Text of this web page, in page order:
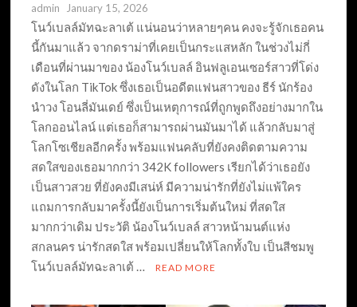
admin January 15, 2026
โนว์เบลล์มัทฉะลาเต้ แน่นอนว่าหลายๆคน คงจะรู้จักเธอคน
นี้กันมาแล้ว จากดราม่าที่เคยเป็นกระแสหลัก ในช่วงไม่กี่
เดือนที่ผ่านมาของ น้องโนว์เบลล์ อินฟลูเอนเซอร์สาวที่โด่ง
ดังในโลก TikTok ซึ่งเธอเป็นอดีตแฟนสาวของ ธีร์ นักร้อง
นำวง โอนลี่มันเดย์ ซึ่งเป็นเหตุการณ์ที่ถูกพูดถึงอย่างมากใน
โลกออนไลน์ แต่เธอก็สามารถผ่านมันมาได้ แล้วกลับมาสู่
โลกโซเชียลอีกครั้ง พร้อมแฟนคลับที่ยังคงติดตามความ
สดใสของเธอมากกว่า 342K followers เรียกได้ว่าเธอยัง
เป็นสาวสวย ที่ยังคงมีเสน่ห์ มีความน่ารักที่ยังไม่แพ้ใคร
แถมการกลับมาครั้งนี้ยังเป็นการเริ่มต้นใหม่ ที่สดใส
มากกว่าเดิม ประวัติ น้องโนว์เบลล์ สาวหน้ามนต์แห่ง
สกลนคร น่ารักสดใส พร้อมเปลี่ยนให้โลกทั้งใบ เป็นสีชมพู
โนว์เบลล์มัทฉะลาเต้ …
READ MORE